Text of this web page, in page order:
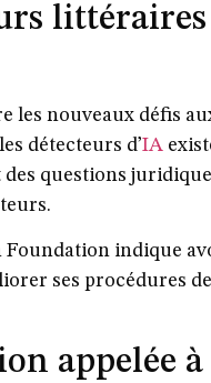
les nouveaux défis
détecteurs d’IA
des questions
Foundation indique
ses procédures
appelée